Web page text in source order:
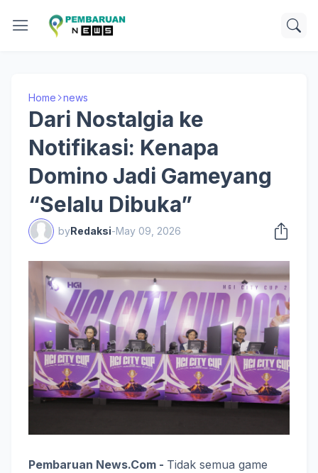
Home news
Dari Nostalgia ke
Notifikasi: Kenapa
Domino Jadi Gameyang
“Selalu Dibuka”
byRedaksi-May 09, 2026
Pembaruan News.Com - Tidak semua game